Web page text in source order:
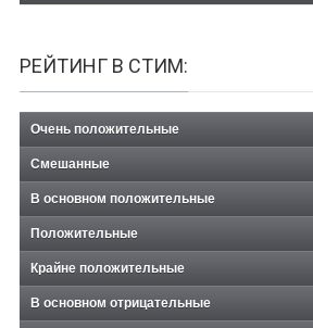
РЕЙТИНГ В СТИМ:
Очень положительные
Смешанные
В основном положительные
Положительные
Крайне положительные
В основном отрицательные